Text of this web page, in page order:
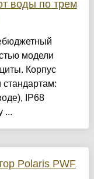
воды по трем
модели
Корпус
IP68
...
Polaris PWF